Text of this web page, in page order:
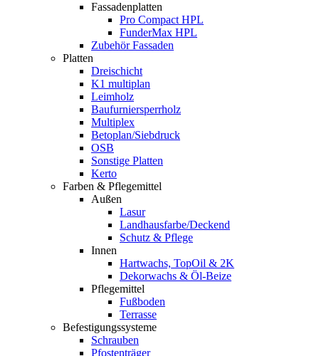
Fassadenplatten
Pro Compact HPL
FunderMax HPL
Zubehör Fassaden
Platten
Dreischicht
K1 multiplan
Leimholz
Baufurniersperrholz
Multiplex
Betoplan/Siebdruck
OSB
Sonstige Platten
Kerto
Farben & Pflegemittel
Außen
Lasur
Landhausfarbe/Deckend
Schutz & Pflege
Innen
Hartwachs, TopOil & 2K
Dekorwachs & Öl-Beize
Pflegemittel
Fußboden
Terrasse
Befestigungssysteme
Schrauben
Pfostenträger